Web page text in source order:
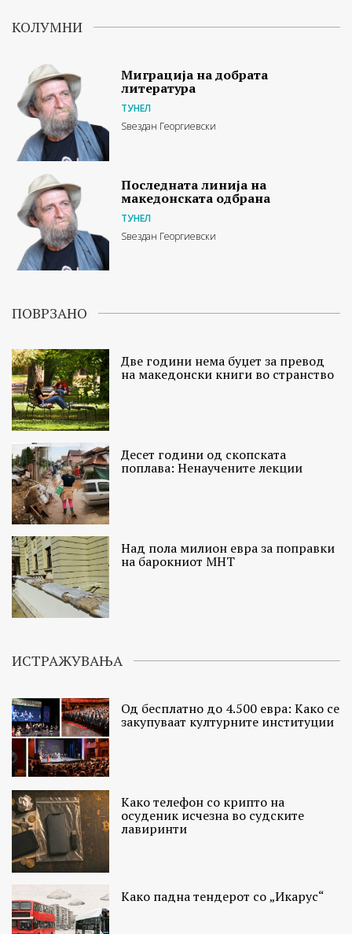
КОЛУМНИ
Миграција на добрата
литература
ТУНЕЛ
Ѕвездан Георгиевски
Последната линија на
македонската одбрана
ТУНЕЛ
Ѕвездан Георгиевски
ПОВРЗАНО
Две години нема буџет за превод
на македонски книги во странство
Десет години од скопската
поплава: Ненаучените лекции
Над пола милион евра за поправки
на барокниот МНТ
ИСТРАЖУВАЊА
Од бесплатно до 4.500 евра: Како се
закупуваат културните институции
Како телефон со крипто на
осуденик исчезна во судските
лавиринти
Како падна тендерот со „Икарус“